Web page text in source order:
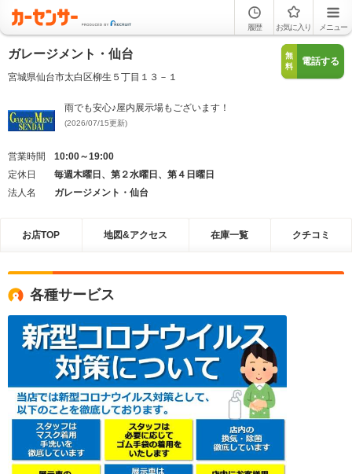
履歴 お気に入り メニュー
ガレージメント・仙台
宮城県仙台市太白区柳生５丁目１３－１
無
料
電話する
雨でも安心♪屋内展示場もございます！
(2026/07/15更新)
営業時間
10:00～19:00
定休日
毎週木曜日、第２水曜日、第４日曜日
法人名
ガレージメント・仙台
お店TOP 地図&アクセス 在庫一覧 クチコミ
各種サービス